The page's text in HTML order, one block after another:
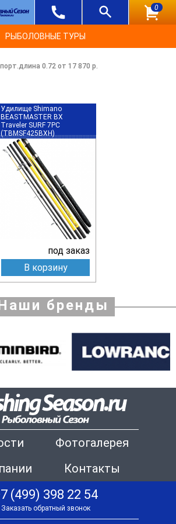
0
РЫБОЛОВНЫЕ ТУРЫ
0.72 от 17 870 р.
Удилище Shimano
BEASTMASTER BX
Traveler SURF 7PC
(TBMSF425BXH)
под заказ
В корзину
бренды
Фотогалерея
Контакты
(499) 398 22 54
Заказать обратный звонок